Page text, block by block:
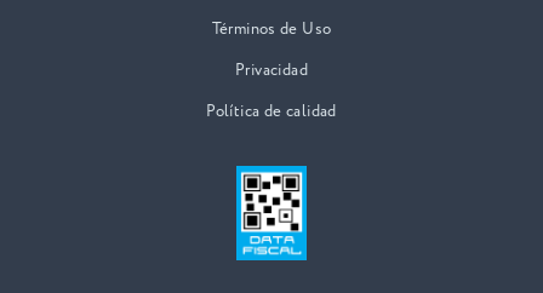
Términos de Uso
Privacidad
Política de calidad